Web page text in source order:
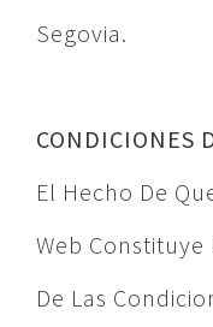
Segovia.
CONDICIONES
El Hecho De
Web
De Las